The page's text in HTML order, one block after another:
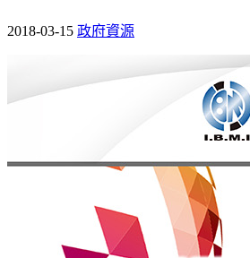
2018-03-15 政府資源